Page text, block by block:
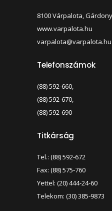
8100 Várpalota,
www.varpalota.hu
varpalota@varpalota.hu
Telefonszámok
(88) 592-660,
(88) 592-670,
(88) 592-690
Titkárság
Tel.: (88) 592-672
Fax: (88) 575-760
Yettel: (20) 444-24-60
Telekom: (30) 385-9873